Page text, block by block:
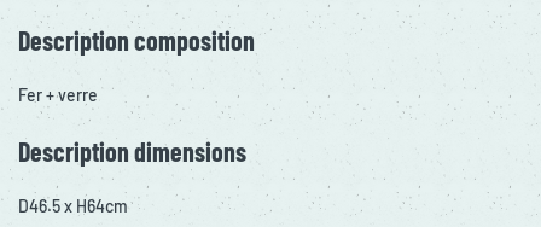
Description composition
Fer + verre
Description dimensions
D46.5 x H64cm